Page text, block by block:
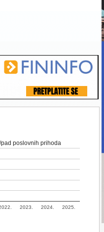
pad poslovnih prihoda
2023. 2024. 2025.